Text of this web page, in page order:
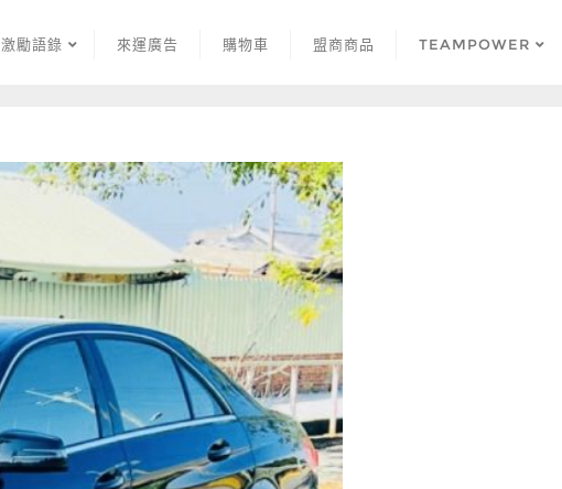
激勵語錄 來運廣告 購物車 盟商商品 TEAMPOWER